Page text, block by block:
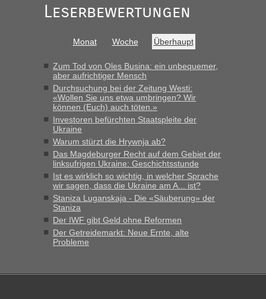
schnell da auch Passagiere mit EU-Pass dabei waren“
Berichte und Reisetipps • Re: An welchem
Grenzübergang zwischen Polen und der Ukraine geht es am
„Bin am Montag 15.6.26 um 8 Uhr in Urgyniw ausgereist,
das erste Mal an einem Montagmorgen ca. 15 Fahrzeuge
vor mir, bin sonst der Erste oder Zweite, egal, nach ca 20
Minuten wurde dann die nächste Welle...“
Berichte und Reisetipps • Re: An welchem
Grenzübergang zwischen Polen und der Ukraine geht es am
schnellsten?
„Derzeit, ist es überall sehr voll an den Grenzen Ukraine/
Polen. Zb. Krakovets 100 PKW ca. 10 h Wartezeit. Wollen
Montag rüber, versuchen es sehr früh.“
Leserbewertungen
Monat Woche Überhaupt
Zum Tod von Oles Busina: ein unbequemer,
aber aufrichtiger Mensch
Durchsuchung bei der Zeitung Westi:
«Wollen Sie uns etwa umbringen? Wir
können (Euch) auch töten.»
Investoren befürchten Staatspleite der
Ukraine
Warum stürzt die Hrywnja ab?
Das Magdeburger Recht auf dem Gebiet der
linksufrigen Ukraine: Geschichtsstunde
Ist es wirklich so wichtig, in welcher Sprache
wir sagen, dass die Ukraine am A... ist?
Staniza Luganskaja - Die «Säuberung» der
Staniza
Der IWF gibt Geld ohne Reformen
Der Getreidemarkt: Neue Ernte, alte
Probleme